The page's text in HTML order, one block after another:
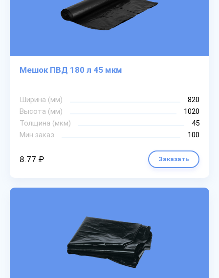
Мешок ПВД 180 л 45 мкм
Ширина (мм)
820
Высота (мм)
1020
Толщина (мкм)
45
Мин.заказ
100
8.77 ₽ Заказать